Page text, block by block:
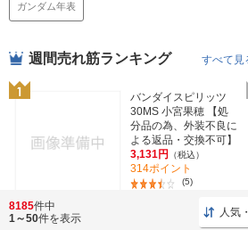
ガンダム年表
週間売れ筋ランキング すべて見
バンダイスピリッツ
30MS 小宮果穂 【処
分品の為、外装不良に
よる返品・交換不可】
3,131円
（税込）
314ポイント
(5)
8185件中
1～50件を表示 人気